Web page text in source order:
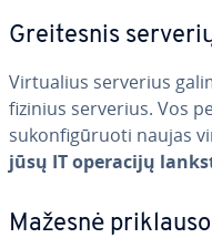
Grei­tes­nis
Vir­tu­alius serverius
fizinius serverius. Vos
su­kon­fi­gū­ruo­ti naujas
jūsų IT operacijų
Mažesnė